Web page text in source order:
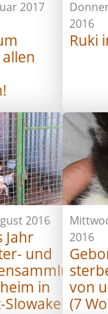
2017
2016
Ruki
2016
Jahr
und
in
2016
von
(7